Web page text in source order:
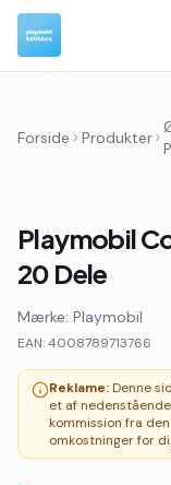
Forside Produkter
Playmobil
20 Dele
Mærke: Playmobil
EAN:4008789713766
Reklame:Denne
et af
kommission fra
omkostninger for